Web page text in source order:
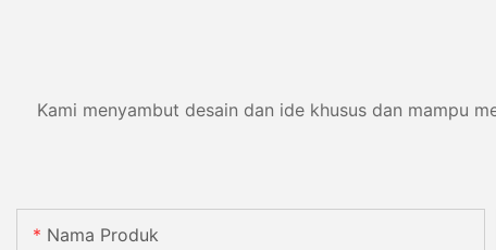
Kami menyambut desain dan ide khusus dan mampu
Nama Produk